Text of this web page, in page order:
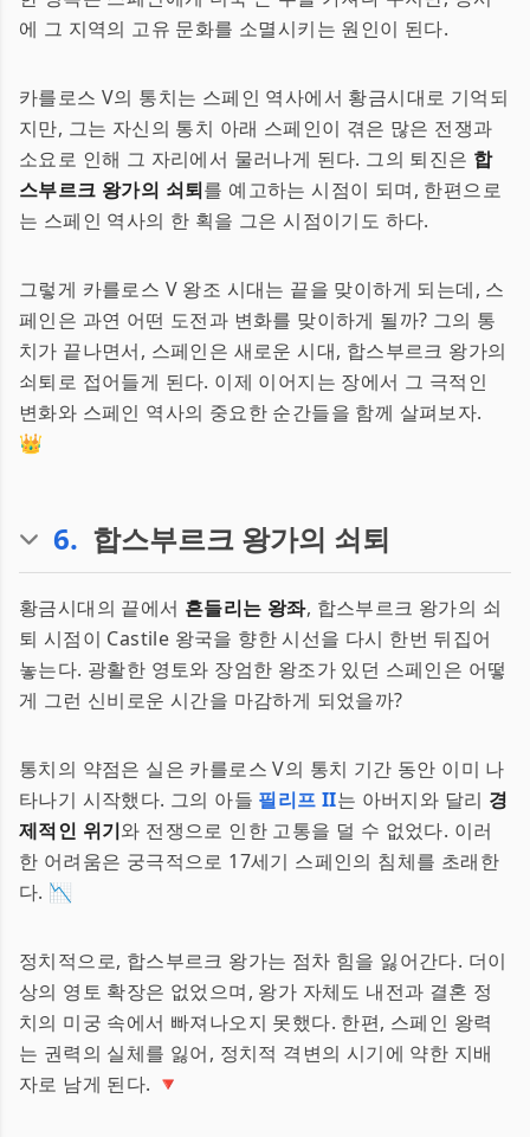
에 그 지역의 고유 문화를 소멸시키는 원인이 된다.
카를로스 V의 통치는 스페인 역사에서 황금시대로 기억되
지만, 그는 자신의 통치 아래 스페인이 겪은 많은 전쟁과
소요로 인해 그 자리에서 물러나게 된다. 그의 퇴진은 합
스부르크 왕가의 쇠퇴를 예고하는 시점이 되며, 한편으로
는 스페인 역사의 한 획을 그은 시점이기도 하다.
그렇게 카를로스 V 왕조 시대는 끝을 맞이하게 되는데, 스
페인은 과연 어떤 도전과 변화를 맞이하게 될까? 그의 통
치가 끝나면서, 스페인은 새로운 시대, 합스부르크 왕가의
쇠퇴로 접어들게 된다. 이제 이어지는 장에서 그 극적인
변화와 스페인 역사의 중요한 순간들을 함께 살펴보자.
👑
6. 합스부르크 왕가의 쇠퇴
황금시대의 끝에서 흔들리는 왕좌, 합스부르크 왕가의 쇠
퇴 시점이 Castile 왕국을 향한 시선을 다시 한번 뒤집어
놓는다. 광활한 영토와 장엄한 왕조가 있던 스페인은 어떻
게 그런 신비로운 시간을 마감하게 되었을까?
통치의 약점은 실은 카를로스 V의 통치 기간 동안 이미 나
타나기 시작했다. 그의 아들 필리프 II는 아버지와 달리 경
제적인 위기와 전쟁으로 인한 고통을 덜 수 없었다. 이러
한 어려움은 궁극적으로 17세기 스페인의 침체를 초래한
다. 📉
정치적으로, 합스부르크 왕가는 점차 힘을 잃어간다. 더이
상의 영토 확장은 없었으며, 왕가 자체도 내전과 결혼 정
치의 미궁 속에서 빠져나오지 못했다. 한편, 스페인 왕력
는 권력의 실체를 잃어, 정치적 격변의 시기에 약한 지배
자로 남게 된다. 🔻